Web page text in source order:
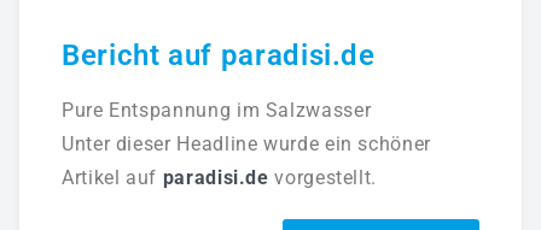
Bericht auf paradisi.de
Pure Entspannung im Salzwasser
Unter dieser Headline wurde ein schöner
Artikel auf paradisi.de vorgestellt.